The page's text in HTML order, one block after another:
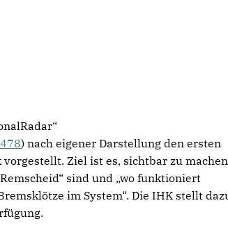
) nach eigener Darstellung den ersten
Ziel ist es, sichtbar zu
sind und „wo funktioniert
im System“. Die IHK stellt